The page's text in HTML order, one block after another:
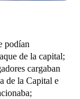
podían
de la capital;
cargaban
de la Capital e